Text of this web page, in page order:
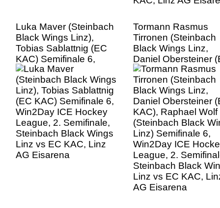
Luka Maver (Steinbach
Black Wings Linz),
Tobias Sablattnig (EC
KAC) Semifinale 6,
Win2Day ICE Hockey
League, 2. Semifinale,
Steinbach Black Wings
Linz vs EC KAC, Linz
AG Eisarena
Tormann Rasmus
Tirronen (Steinbach
Black Wings Linz,
Daniel Obersteiner
KAC), Raphael Wolf
(Steinbach Black
Linz) Semifinale 6,
Win2Day ICE
League, 2.
Steinbach Black
Linz vs EC KAC,
AG Eisarena